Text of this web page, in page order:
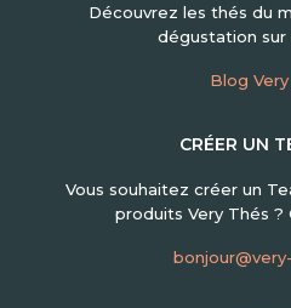
Découvrez les thés du
dégustation sur
Blog
CRÉER UN
Vous souhaitez créer un
produits Very Thés ?